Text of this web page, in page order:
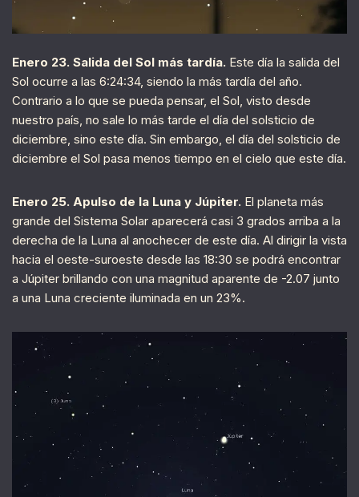
Enero 23. Salida del Sol más tardía. Este día la salida del
Sol ocurre a las 6:24:34, siendo la más tardía del año.
Contrario a lo que se pueda pensar, el Sol, visto desde
nuestro país, no sale lo más tarde el día del solsticio de
diciembre, sino este día. Sin embargo, el día del solsticio de
diciembre el Sol pasa menos tiempo en el cielo que este día.
Enero 25. Apulso de la Luna y Júpiter. El planeta más
grande del Sistema Solar aparecerá casi 3 grados arriba a la
derecha de la Luna al anochecer de este día. Al dirigir la vista
hacia el oeste-suroeste desde las 18:30 se podrá encontrar
a Júpiter brillando con una magnitud aparente de -2.07 junto
a una Luna creciente iluminada en un 23%.